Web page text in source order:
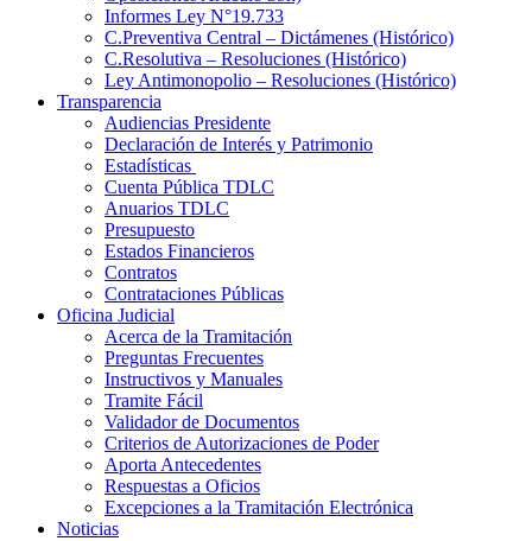
Informes Ley N°19.733
C.Preventiva Central – Dictámenes (Histórico)
C.Resolutiva – Resoluciones (Histórico)
Ley Antimonopolio – Resoluciones (Histórico)
Transparencia
Audiencias Presidente
Declaración de Interés y Patrimonio
Estadísticas
Cuenta Pública TDLC
Anuarios TDLC
Presupuesto
Estados Financieros
Contratos
Contrataciones Públicas
Oficina Judicial
Acerca de la Tramitación
Preguntas Frecuentes
Instructivos y Manuales
Tramite Fácil
Validador de Documentos
Criterios de Autorizaciones de Poder
Aporta Antecedentes
Respuestas a Oficios
Excepciones a la Tramitación Electrónica
Noticias